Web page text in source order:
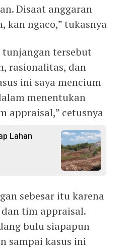
Disaat anggaran
ngaco,” tukasnya
tunjangan tersebut
rasionalitas, dan
ini saya mencium
menentukan
appraisal,” cetusnya
Lahan
sebesar itu karena
tim appraisal.
bulu siapapun
sampai kasus ini